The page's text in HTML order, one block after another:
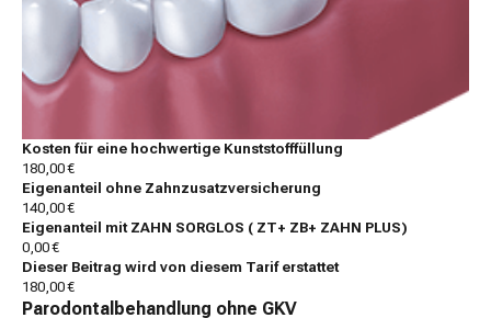
Kosten für eine hochwertige Kunststofffüllung
180,00 €
Eigenanteil ohne Zahnzusatzversicherung
140,00 €
Eigenanteil mit ZAHN SORGLOS ( ZT+ ZB+ ZAHN PLUS)
0,00 €
Dieser Beitrag wird von diesem Tarif erstattet
180,00 €
Parodontalbehandlung ohne GKV